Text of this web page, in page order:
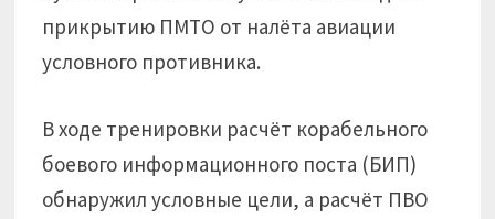
прикрытию ПМТО от налёта авиации
условного противника.
В ходе тренировки расчёт корабельного
боевого информационного поста (БИП)
обнаружил условные цели, а расчёт ПВО